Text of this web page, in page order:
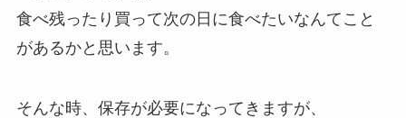
食べ残ったり買って次の日に食べたいなんてこと
があるかと思います。
そんな時、保存が必要になってきますが、